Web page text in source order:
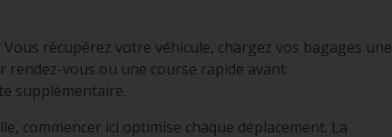
récupérez votre véhicule, chargez vos bagages une
vous ou une course rapide avant
supplémentaire.
commencer ici optimise chaque déplacement. La